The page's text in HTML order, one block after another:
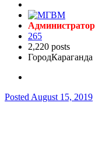
265
2,220 posts
ГородКараганда
Posted August 15, 2019